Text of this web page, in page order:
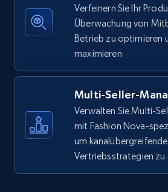
Walmart - products - Find
using specific category URL
URL, Final price, Sku, Currency,
Specifications, Image urls, Top
more.
Walmart - products - Collects
specific keywords
Verfeinern Sie Ihr
Überwachung von
Betrieb zu optimieren
maximieren
Multi-Seller-
Verwalten Sie Multi-
mit Fashion Nova-
um kanalübergreifende
Vertriebsstrategien